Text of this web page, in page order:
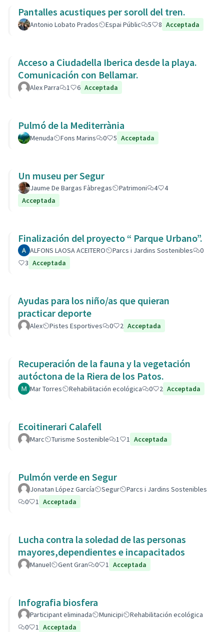
Pantalles acustiques per soroll del tren.
Antonio Lobato Prados Espai Públic 5 8 Acceptada
Acceso a Ciudadella Iberica desde la playa.
Comunicación con Bellamar.
Alex Parra 1 6 Acceptada
Pulmó de la Mediterrània
Menuda Fons Marins 0 5 Acceptada
Un museu per Segur
Jaume De Bargas Fàbregas Patrimoni 4
4
Acceptada
Finalización del proyecto “ Parque Urbano”.
ALFONS LAOSA ACEITERO Parcs i Jardins Sostenibles
0
3 Acceptada
Ayudas para los niño/as que quieran
practicar deporte
Alex Pistes Esportives 0 2 Acceptada
Recuperación de la fauna y la vegetación
autóctona de la Riera de los Patos.
Mar Torres Rehabilitación ecológica 0 2 Acceptada
Ecoitinerari Calafell
Marc Turisme Sostenible 1 1 Acceptada
Pulmón verde en Segur
Jonatan López García Segur
Parcs i Jardins Sostenibles
0
1 Acceptada
Lucha contra la soledad de las personas
mayores,dependientes e incapacitados
Manuel Gent Gran 0 1 Acceptada
Infografia biosfera
Participant eliminada Municipi
Rehabilitación ecológica
0
1 Acceptada